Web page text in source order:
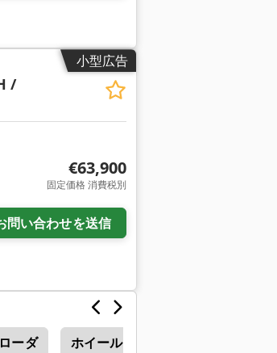
小型広告
/
€63,900
固定価格 消費税別
問い合わせを送信
ーダ ホイール ・ ローダ